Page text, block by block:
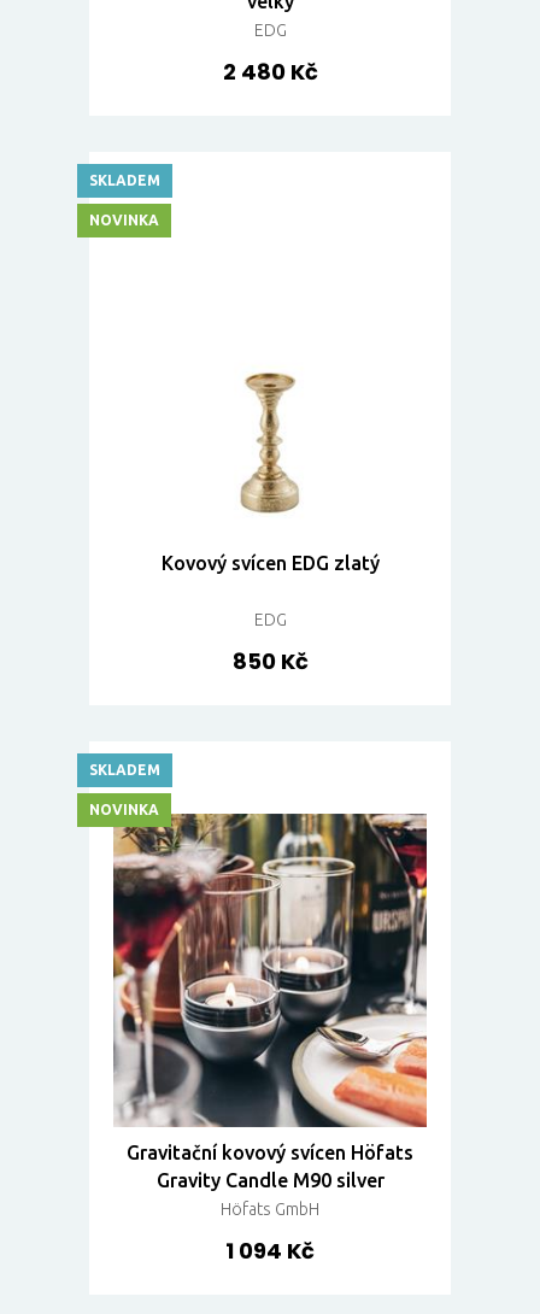
EDG
2 480 Kč
Kovový svícen EDG zlatý
EDG
850 Kč
SKLADEM
NOVINKA
Gravitační kovový svícen Höfats
Gravity Candle M90 silver
Höfats GmbH
1 094 Kč
SKLADEM
NOVINKA